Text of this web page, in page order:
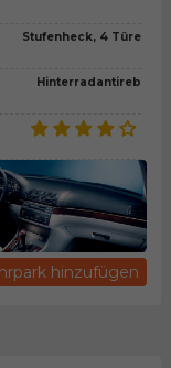
Stufenheck, 4 Türe
Hinterradantireb
hinzufügen